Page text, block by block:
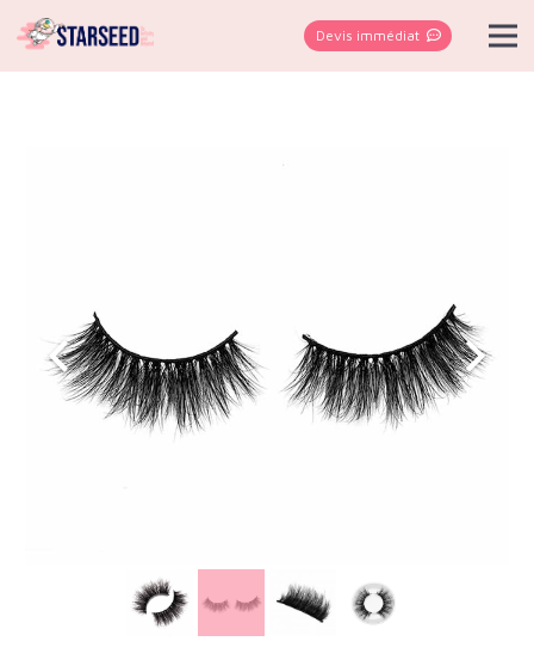
Devis immédiat